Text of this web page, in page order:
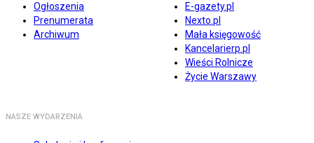
Ogłoszenia
Prenumerata
Archiwum
E-gazety.pl
Nexto.pl
Mała księgowość
Kancelarierp.pl
Wieści Rolnicze
Życie Warszawy
NASZE WYDARZENIA